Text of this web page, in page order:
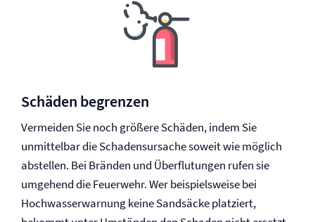
Schäden begrenzen
Vermeiden Sie noch größere Schäden, indem Sie
unmittelbar die Schadensursache soweit wie möglich
abstellen. Bei Bränden und Überflutungen rufen sie
umgehend die Feuerwehr. Wer beispielsweise bei
Hochwasserwarnung keine Sandsäcke platziert,